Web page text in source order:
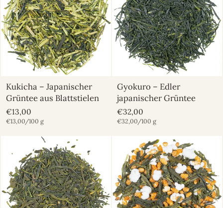
Kukicha – Japanischer
Grüntee aus Blattstielen
€13,00
€13,00/100 g
Gyokuro – Edler
japanischer Grüntee
€32,00
€32,00/100 g